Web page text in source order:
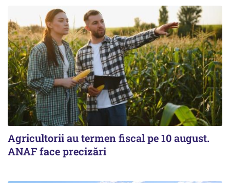
Agricultorii au termen fiscal pe 10 august.
ANAF face precizări